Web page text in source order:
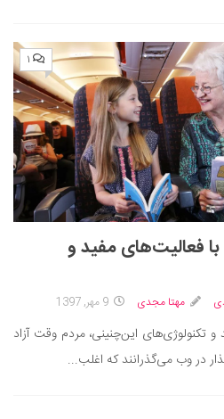
۱
فعالیت‌های مفید و
مهتا مجدی 9 مهر, 1397
تکنولوژی‌های این‌چنینی، مردم وقت آزاد
در وب می‌گذرانند که اغلب...